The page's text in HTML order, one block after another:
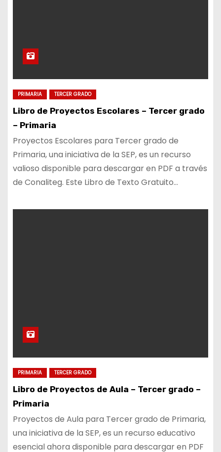
PRIMARIA TERCER GRADO
Libro de Proyectos Escolares – Tercer grado
– Primaria
Proyectos Escolares para Tercer grado de
Primaria, una iniciativa de la SEP, es un recurso
valioso disponible para descargar en PDF a través
de Conaliteg. Este Libro de Texto Gratuito…
PRIMARIA TERCER GRADO
Libro de Proyectos de Aula – Tercer grado –
Primaria
Proyectos de Aula para Tercer grado de Primaria,
una iniciativa de la SEP, es un recurso educativo
esencial ahora disponible para descargar en PDF